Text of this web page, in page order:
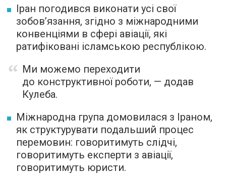
Іран погодився виконати усі свої
зобов’язання, згідно з міжнародними
конвенціями в сфері авіації, які
ратифіковані ісламською республікою.
Ми можемо переходити
до конструктивної роботи, — додав
Кулеба.
Міжнародна група домовилася з Іраном,
як структурувати подальший процес
перемовин: говоритимуть слідчі,
говоритимуть експерти з авіації,
говоритимуть юристи.